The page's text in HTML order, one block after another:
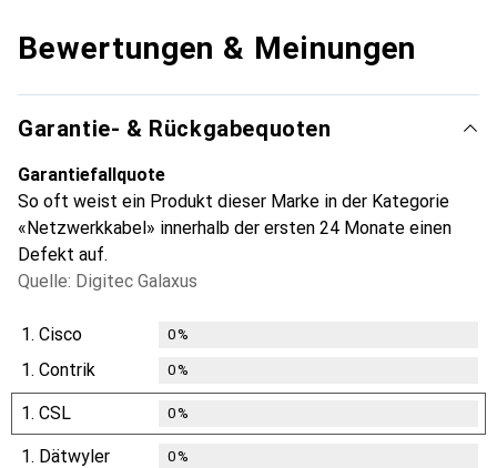
Bewertungen & Meinungen
Garantie- & Rückgabequoten
Garantiefallquote
So oft weist ein Produkt dieser Marke in der Kategorie
«Netzwerkkabel» innerhalb der ersten 24 Monate einen
Defekt auf.
Quelle: Digitec Galaxus
1. Cisco 0%
1. Contrik 0%
1. CSL 0%
1. Dätwyler 0%